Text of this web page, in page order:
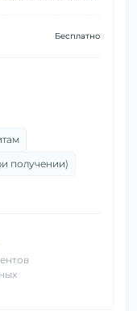
Бесплатно
получении)